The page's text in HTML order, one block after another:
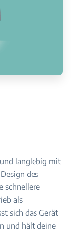
langlebig mit
des
schnellere
als
sich das Gerät
und hält deine